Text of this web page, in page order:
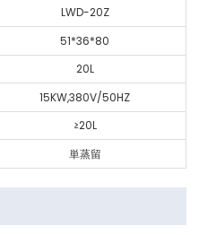
LWD-20Z
51*36*80
20L
15KW,380V/50HZ
≥20L
単蒸留